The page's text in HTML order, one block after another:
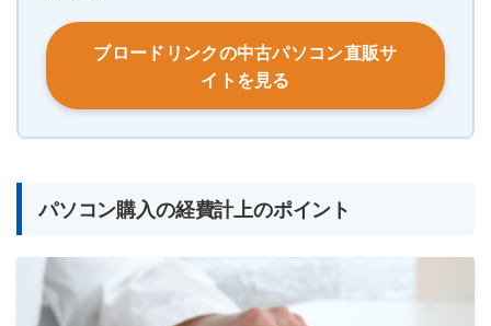
ブロードリンクの中古パソコン直販サ
イトを見る
パソコン購入の経費計上のポイント